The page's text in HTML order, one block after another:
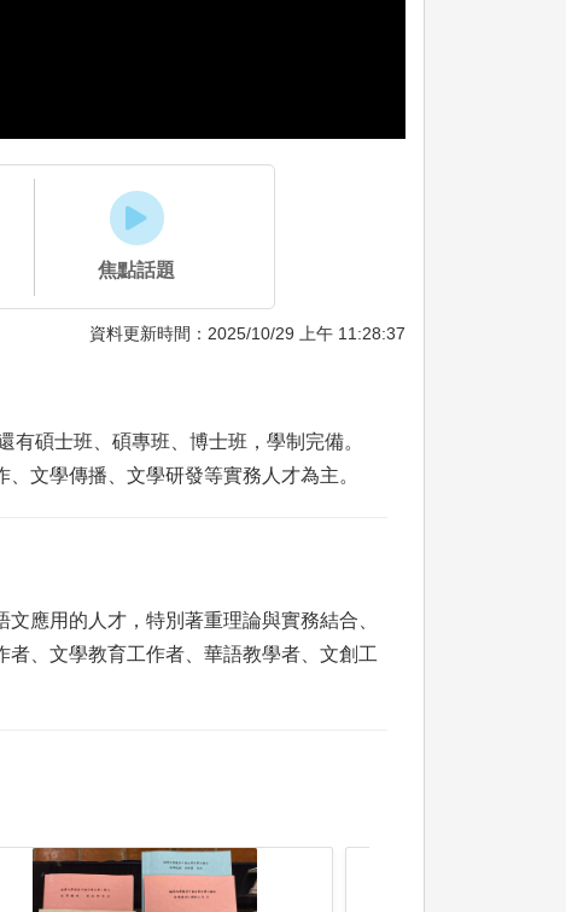
焦點話題
資料更新時間：2025/10/29 上午 11:28:37
碩士班、碩專班、博士班，學制完備。
文學傳播、文學研發等實務人才為主。
應用的人才，特別著重理論與實務結合、
、文學教育工作者、華語教學者、文創工